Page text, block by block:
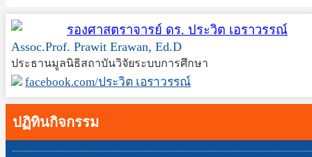
รองศาสตราจารย์ ดร. ประวิต เอราวรรณ์
Assoc.Prof. Prawit Erawan, Ed.D
ประธานมูลนิธิสถาบันวิจัยระบบการศึกษา
facebook.com/ประวิต เอราวรรณ์
ปฏิทินกิจกรรม